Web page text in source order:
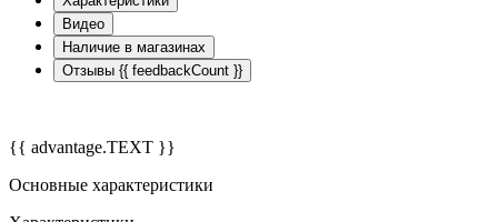
Видео
Наличие в магазинах
Отзывы {{ feedbackCount }}
{{ advantage.TEXT }}
Основные характеристики